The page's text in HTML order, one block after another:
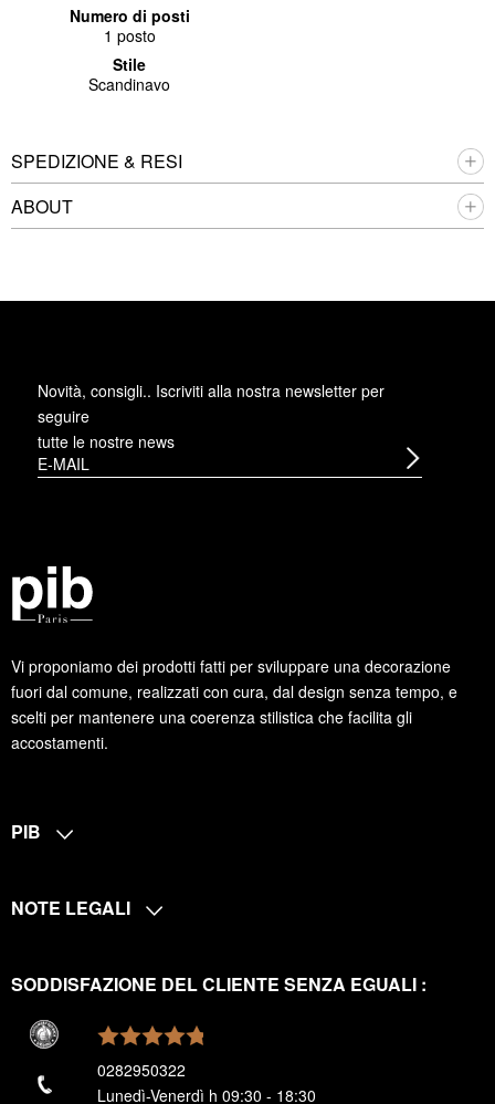
Numero di posti
1 posto
Stile
Scandinavo
SPEDIZIONE & RESI
ABOUT
Vi proponiamo dei prodotti fatti per sviluppare una decorazione
fuori dal comune, realizzati con cura, dal design senza tempo, e
scelti per mantenere una coerenza stilistica che facilita gli
accostamenti.
Novità, consigli.. Iscriviti alla nostra newsletter per
seguire
tutte le nostre news
PIB
NOTE LEGALI
SODDISFAZIONE DEL CLIENTE SENZA EGUALI :
0282950322
Lunedì-Venerdì h 09:30 - 18:30